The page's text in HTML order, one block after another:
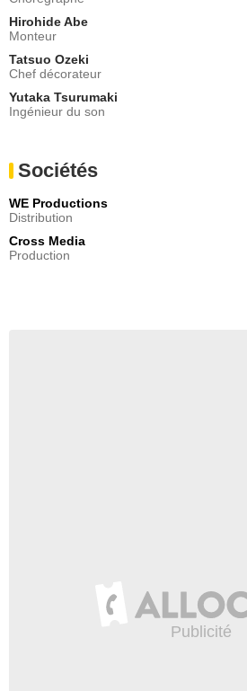
Hirohide Abe
Monteur
Tatsuo Ozeki
Chef décorateur
Yutaka Tsurumaki
Ingénieur du son
Sociétés
WE Productions
Distribution
Cross Media
Production